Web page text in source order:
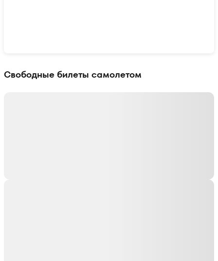
Свободные билеты самолетом